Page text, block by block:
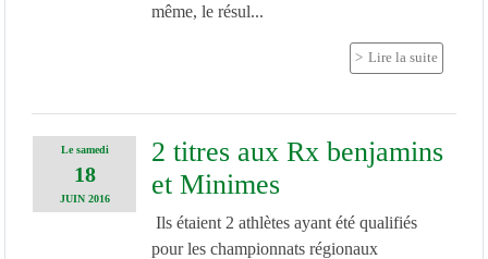
même, le résul...
Lire la suite
Lesamedi
18
JUIN 2016
2 titres aux Rx benjamins
et Minimes
Ils étaient 2 athlètes ayant été qualifiés
pour les championnats régionaux